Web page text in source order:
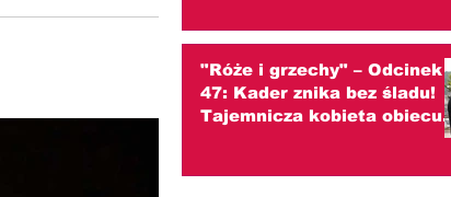
"Róże i grzechy" – Odcinek
47: Kader znika bez śladu!
Tajemnicza kobieta obiecuje